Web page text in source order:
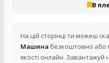
В
На цій сторінці ти можеш
Машина безкоштовно або
якості онлайн. Завантажуй